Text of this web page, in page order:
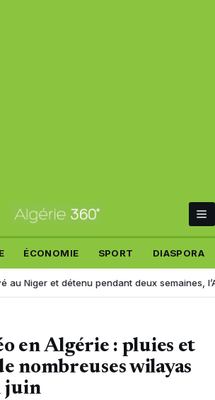
ÉCONOMIE SPORT DIASPORA
et détenu pendant deux semaines, l’Algérie
en Algérie : pluies et
nombreuses wilayas
juin